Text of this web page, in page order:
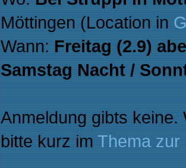
Möttingen (Location in
Wann: Freitag (2.9)
Samstag Nacht /
Anmeldung gibts
bitte kurz im Thema zur